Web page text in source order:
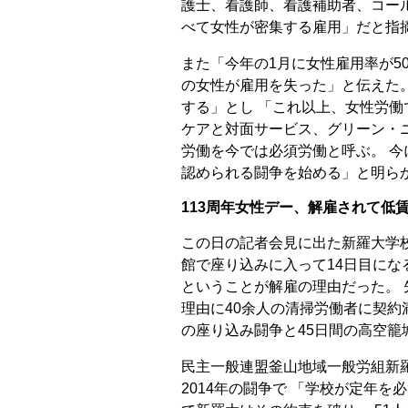
護士、看護師、看護補助者、コー
べて女性が密集する雇用」だと指
また「今年の1月に女性雇用率が
の女性が雇用を失った」と伝えた
する」とし 「これ以上、女性労
ケアと対面サービス、グリーン・
労働を今では必須労働と呼ぶ。
認められる闘争を始める」と明ら
113周年女性デー、解雇されて低
この日の記者会見に出た新羅大
館で座り込みに入って14日目に
ということが解雇の理由だった
理由に40余人の清掃労働者に契
の座り込み闘争と45日間の高空籠
民主一般連盟釜山地域一般労組
2014年の闘争で 「学校が定年を